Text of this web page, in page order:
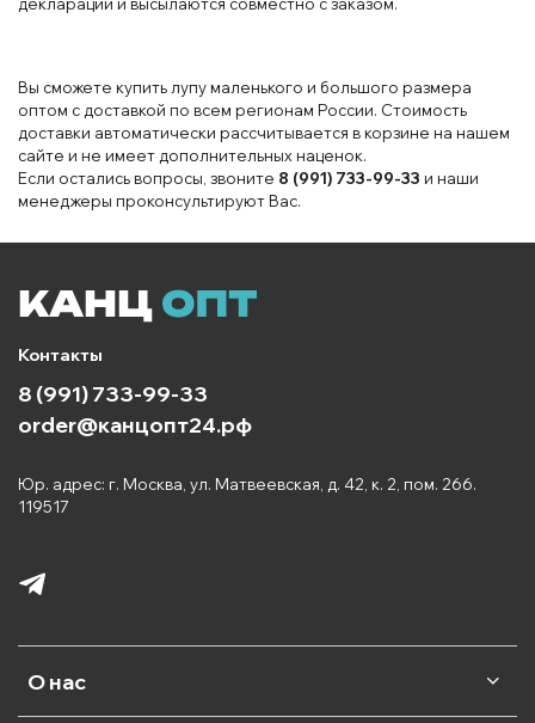
Вы сможете купить лупу маленького и большого размера
оптом с доставкой по всем регионам России. Стоимость
доставки автоматически рассчитывается в корзине на нашем
сайте и не имеет дополнительных наценок.
Если остались вопросы, звоните 8 (991) 733-99-33 и наши
менеджеры проконсультируют Вас.
О нас
Контакты
8 (991) 733-99-33
order@канцопт24.рф
Юр. адрес: г. Москва, ул. Матвеевская, д. 42, к. 2, пом. 266.
119517